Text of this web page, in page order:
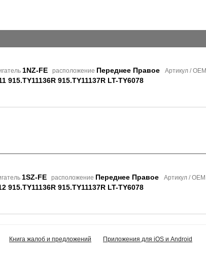
1NZ-FE расположение Переднее Правое Артикул / OEM
915.TY11136R 915.TY11137R LT-TY6078
1SZ-FE расположение Переднее Правое Артикул / OEM
915.TY11136R 915.TY11137R LT-TY6078
Книга жалоб и предложений
Приложения для iOS и Android